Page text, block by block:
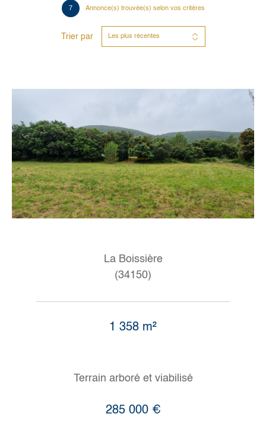
7 Annonce(s) trouvée(s) selon vos critères
Trier par Les plus récentes
La Boissière
(34150)
1 358 m²
Terrain arboré et viabilisé
285 000 €